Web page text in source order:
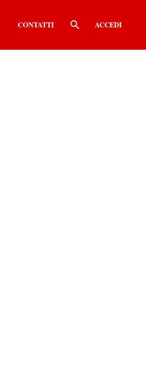
CONTATTI ACCEDI